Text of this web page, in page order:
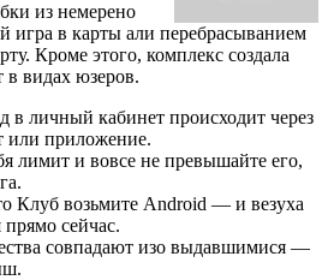
из немерено
игра в карты али перебрасыванием
Кроме этого, комплекс создала
в видах юзеров.
в личный кабинет происходит через
или приложение.
лимит и вовсе не превышайте его,
Клуб возьмите Android — и везуха
прямо сейчас.
совпадают изо выдавшимися —